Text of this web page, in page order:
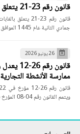
قانون رقم 23-21 يتعلق بالغابات والثروات الغابية PDF
جمادي الثانية عام 1445 الموافق 23 ديسم…
26 يونيو 2026
ممارسة الأنشطة التجارية
ويتمم القانون رقم 04-08 المؤرخ في 27 جماد…